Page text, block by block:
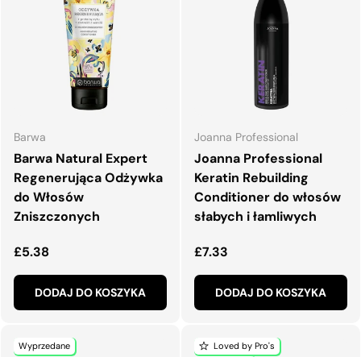
Barwa
Barwa Natural Expert
Regenerująca Odżywka
do Włosów
Zniszczonych
Normalna cena
£5.38
DODAJ DO KOSZYKA
Joanna Professional
Joanna Professional
Keratin Rebuilding
Conditioner do włosów
słabych i łamliwych
Normalna cena
£7.33
DODAJ DO KOSZYKA
Wyprzedane
Loved by Pro's